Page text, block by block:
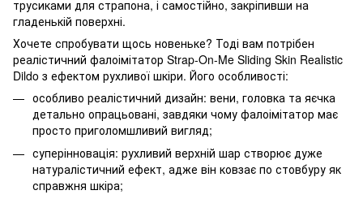
трусиками для страпона, і самостійно, закріпивши на
гладенькій поверхні.
Хочете спробувати щось новеньке? Тоді вам потрібен
реалістичний фалоімітатор Strap-On-Me Sliding Skin Realistic
Dildo з ефектом рухливої шкіри. Його особливості:
особливо реалістичний дизайн: вени, головка та яєчка
детально опрацьовані, завдяки чому фалоімітатор має
просто приголомшливий вигляд;
суперінновація: рухливий верхній шар створює дуже
натуралістичний ефект, адже він ковзає по стовбуру як
справжня шкіра;